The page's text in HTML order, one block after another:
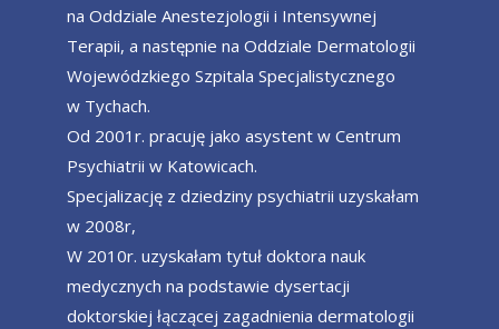
na Oddziale Anestezjologii i Intensywnej
Terapii, a następnie na Oddziale Dermatologii
Wojewódzkiego Szpitala Specjalistycznego
w Tychach.
Od 2001r. pracuję jako asystent w Centrum
Psychiatrii w Katowicach.
Specjalizację z dziedziny psychiatrii uzyskałam
w 2008r,
W 2010r. uzyskałam tytuł doktora nauk
medycznych na podstawie dysertacji
doktorskiej łączącej zagadnienia dermatologii